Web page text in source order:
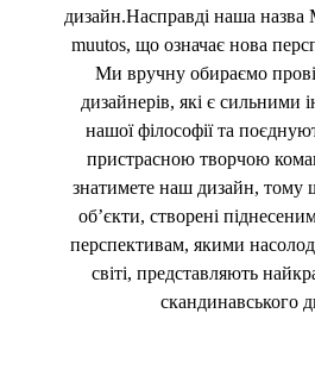
дизайн.Насправді наша назва
muutos, що означає нова
Ми вручну обираємо
дизайнерів, які є сильними
нашої філософії та
пристрасною творчою
знатимете наш дизайн, тому
об’єкти, створені
перспективам, якими
світі, представляють
скандинавського